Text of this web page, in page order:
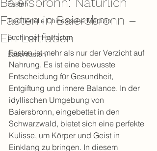
Fasten
Traditionelle Chinesische Medizin
Buchinger Heilfasten
Basenfasten
Fasten in Baiersbronn –
Ein Leitfaden
Fasten ist mehr als nur der Verzicht auf
Nahrung. Es ist eine bewusste
Entscheidung für Gesundheit,
Entgiftung und innere Balance. In der
idyllischen Umgebung von
Baiersbronn, eingebettet in den
Schwarzwald, bietet sich eine perfekte
Kulisse, um Körper und Geist in
Einklang zu bringen. In diesem